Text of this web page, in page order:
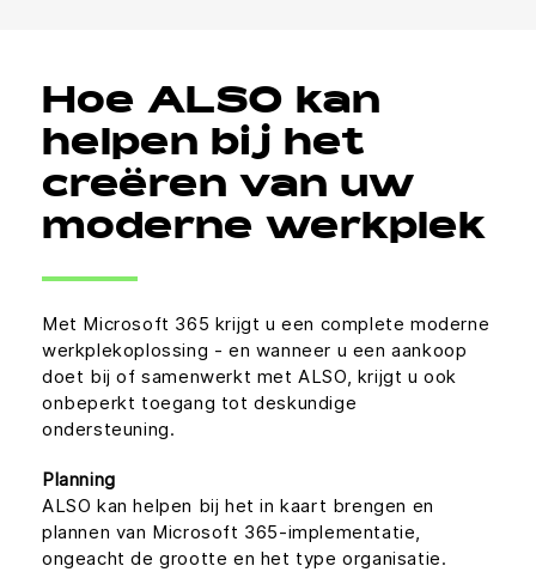
Hoe ALSO kan
helpen bij het
creëren van uw
moderne werkplek
Met Microsoft 365 krijgt u een complete moderne
werkplekoplossing - en wanneer u een aankoop
doet bij of samenwerkt met ALSO, krijgt u ook
onbeperkt toegang tot deskundige
ondersteuning.
Planning
ALSO kan helpen bij het in kaart brengen en
plannen van Microsoft 365-implementatie,
ongeacht de grootte en het type organisatie.